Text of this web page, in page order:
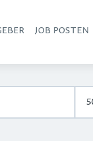
JOB POSTEN